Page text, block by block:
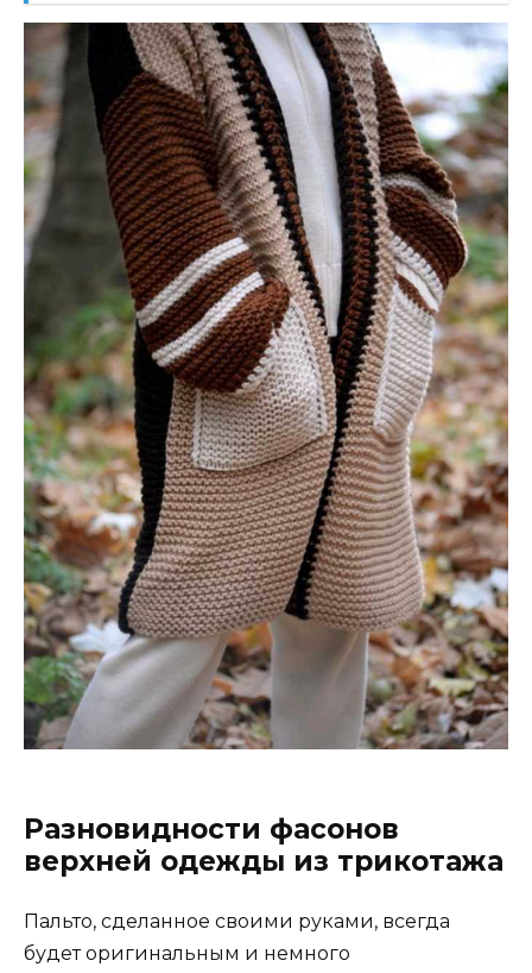
Разновидности фасонов
верхней одежды из трикотажа
Пальто, сделанное своими руками, всегда
будет оригинальным и немного